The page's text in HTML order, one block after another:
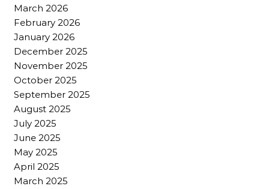
March 2026
February 2026
January 2026
December 2025
November 2025
October 2025
September 2025
August 2025
July 2025
June 2025
May 2025
April 2025
March 2025